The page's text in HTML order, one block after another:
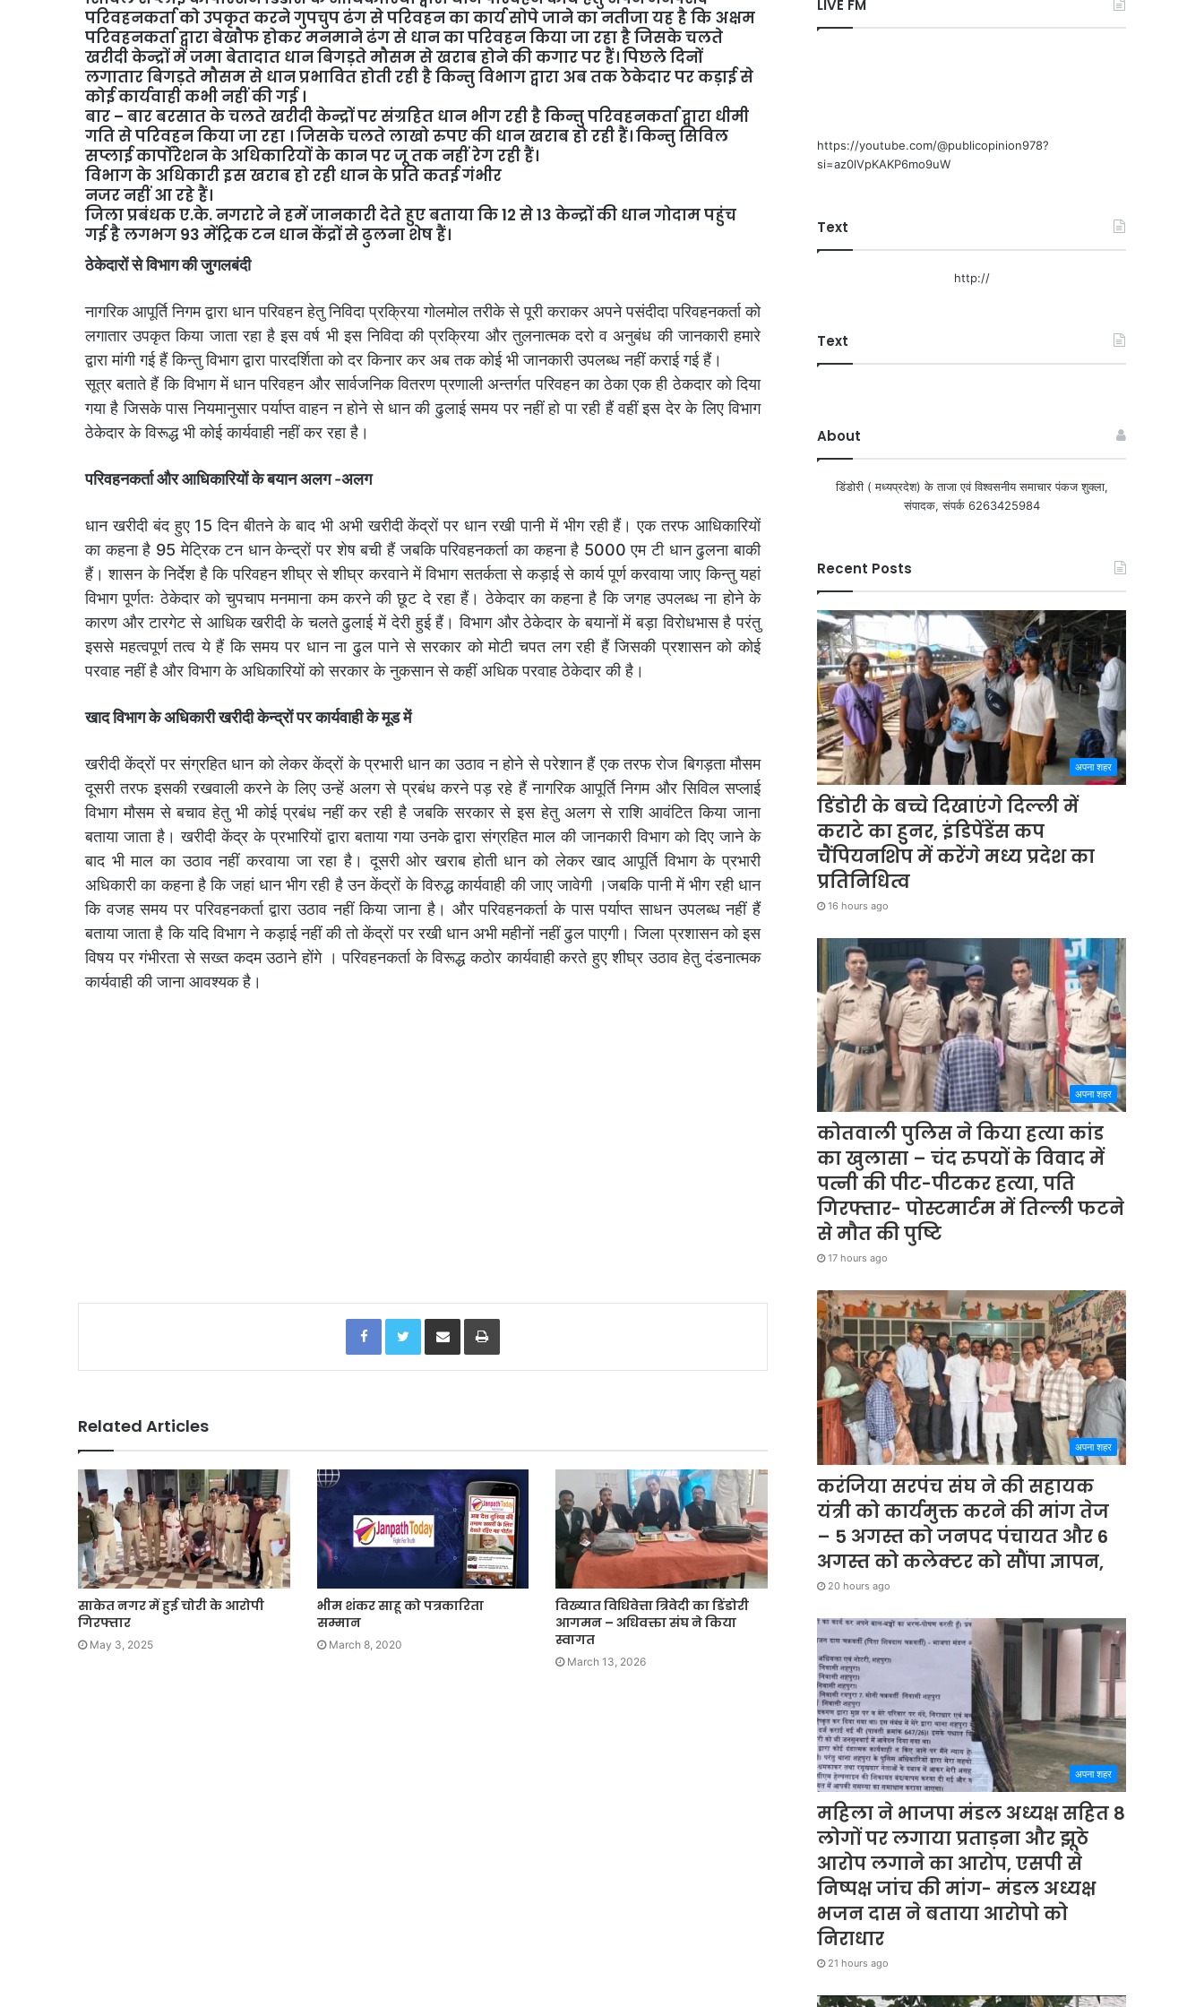
परिवहनकर्ता को उपकृत करने गुपचुप ढंग से परिवहन का कार्य सोपे जाने का नतीजा यह है कि अक्षम
परिवहनकर्ता द्वारा बेखौफ होकर मनमाने ढंग से धान का परिवहन किया जा रहा है जिसके चलते
खरीदी केन्द्रों में जमा बेतादात धान बिगड़ते मौसम से खराब होने की कगार पर हैं। पिछले दिनों
लगातार बिगड़ते मौसम से धान प्रभावित होती रही है किन्तु विभाग द्वारा अब तक ठेकेदार पर कड़ाई से
कोई कार्यवाही कभी नहीं की गई ।
बार – बार बरसात के चलते खरीदी केन्द्रों पर संग्रहित धान भीग रही है किन्तु परिवहनकर्ता द्वारा धीमी
गति से परिवहन किया जा रहा ।जिसके चलते लाखो रुपए की धान खराब हो रही हैं। किन्तु सिविल
सप्लाई कार्पोरेशन के अधिकारियों के कान पर जू तक नहीं रेग रही हैं।
विभाग के अधिकारी इस खराब हो रही धान के प्रति कतई गंभीर
नजर नहीं आ रहे हैं।
जिला प्रबंधक ए.के. नगरारे ने हमें जानकारी देते हुए बताया कि 12 से 13 केन्द्रों की धान गोदाम पहुंच
गई है लगभग 93 मेंट्रिक टन धान केंद्रों से ढुलना शेष हैं।
ठेकेदारों से विभाग की जुगलबंदी
नागरिक आपूर्ति निगम द्वारा धान परिवहन हेतु निविदा प्रक्रिया गोलमोल तरीके से पूरी कराकर अपने पसंदीदा परिवहनकर्ता को
लगातार उपकृत किया जाता रहा है इस वर्ष भी इस निविदा की प्रक्रिया और तुलनात्मक दरो व अनुबंध की जानकारी हमारे
द्वारा मांगी गई हैं किन्तु विभाग द्वारा पारदर्शिता को दर किनार कर अब तक कोई भी जानकारी उपलब्ध नहीं कराई गई हैं।
सूत्र बताते हैं कि विभाग में धान परिवहन और सार्वजनिक वितरण प्रणाली अन्तर्गत परिवहन का ठेका एक ही ठेकदार को दिया
गया है जिसके पास नियमानुसार पर्याप्त वाहन न होने से धान की ढुलाई समय पर नहीं हो पा रही हैं वहीं इस देर के लिए विभाग
ठेकेदार के विरूद्ध भी कोई कार्यवाही नहीं कर रहा है।
परिवहनकर्ता और आधिकारियों के बयान अलग -अलग
धान खरीदी बंद हुए 15 दिन बीतने के बाद भी अभी खरीदी केंद्रों पर धान रखी पानी में भीग रही हैं। एक तरफ आधिकारियों
का कहना है 95 मेट्रिक टन धान केन्द्रों पर शेष बची हैं जबकि परिवहनकर्ता का कहना है 5000 एम टी धान ढुलना बाकी
हैं। शासन के निर्देश है कि परिवहन शीघ्र से शीघ्र करवाने में विभाग सतर्कता से कड़ाई से कार्य पूर्ण करवाया जाए किन्तु यहां
विभाग पूर्णतः ठेकेदार को चुपचाप मनमाना कम करने की छूट दे रहा हैं। ठेकेदार का कहना है कि जगह उपलब्ध ना होने के
कारण और टारगेट से आधिक खरीदी के चलते ढुलाई में देरी हुई हैं। विभाग और ठेकेदार के बयानों में बड़ा विरोधभास है परंतु
इससे महत्वपूर्ण तत्व ये हैं कि समय पर धान ना ढुल पाने से सरकार को मोटी चपत लग रही हैं जिसकी प्रशासन को कोई
परवाह नहीं है और विभाग के अधिकारियों को सरकार के नुकसान से कहीं अधिक परवाह ठेकेदार की है।
खाद विभाग के अधिकारी खरीदी केन्द्रों पर कार्यवाही के मूड में
खरीदी केंद्रों पर संग्रहित धान को लेकर केंद्रों के प्रभारी धान का उठाव न होने से परेशान हैं एक तरफ रोज बिगड़ता मौसम
दूसरी तरफ इसकी रखवाली करने के लिए उन्हें अलग से प्रबंध करने पड़ रहे हैं नागरिक आपूर्ति निगम और सिविल सप्लाई
विभाग मौसम से बचाव हेतु भी कोई प्रबंध नहीं कर रही है जबकि सरकार से इस हेतु अलग से राशि आवंटित किया जाना
बताया जाता है। खरीदी केंद्र के प्रभारियों द्वारा बताया गया उनके द्वारा संग्रहित माल की जानकारी विभाग को दिए जाने के
बाद भी माल का उठाव नहीं करवाया जा रहा है। दूसरी ओर खराब होती धान को लेकर खाद आपूर्ति विभाग के प्रभारी
अधिकारी का कहना है कि जहां धान भीग रही है उन केंद्रों के विरुद्ध कार्यवाही की जाए जावेगी ।जबकि पानी में भीग रही धान
कि वजह समय पर परिवहनकर्ता द्वारा उठाव नहीं किया जाना है। और परिवहनकर्ता के पास पर्याप्त साधन उपलब्ध नहीं हैं
बताया जाता है कि यदि विभाग ने कड़ाई नहीं की तो केंद्रों पर रखी धान अभी महीनों नहीं ढुल पाएगी। जिला प्रशासन को इस
विषय पर गंभीरता से सख्त कदम उठाने होंगे । परिवहनकर्ता के विरूद्ध कठोर कार्यवाही करते हुए शीघ्र उठाव हेतु दंडनात्मक
कार्यवाही की जाना आवश्यक है।
Facebook Twitter
Related Articles
साकेत नगर में हुई चोरी के आरोपी
गिरफ्तार
May 3, 2025
भीम शंकर साहू को पत्रकारिता
सम्मान
March 8, 2020
विख्यात विधिवेत्ता त्रिवेदी का डिंडोरी
आगमन – अधिवक्ता संघ ने किया
स्वागत
March 13, 2026
LIVE FM
https://youtube.com/@publicopinion978?
si=az0lVpKAKP6mo9uW
Text
http://
Text
About
डिंडोरी ( मध्यप्रदेश) के ताजा एवं विश्वसनीय समाचार पंकज शुक्ला,
संपादक, संपर्क 6263425984
Recent Posts
अपना शहर
डिंडोरी के बच्चे दिखाएंगे दिल्ली में
कराटे का हुनर, इंडिपेंडेंस कप
चैंपियनशिप में करेंगे मध्य प्रदेश का
प्रतिनिधित्व
16 hours ago
अपना शहर
कोतवाली पुलिस ने किया हत्या कांड
का खुलासा – चंद रुपयों के विवाद में
पत्नी की पीट-पीटकर हत्या, पति
गिरफ्तार- पोस्टमार्टम में तिल्ली फटने
से मौत की पुष्टि
17 hours ago
अपना शहर
करंजिया सरपंच संघ ने की सहायक
यंत्री को कार्यमुक्त करने की मांग तेज
– 5 अगस्त को जनपद पंचायत और 6
अगस्त को कलेक्टर को सौंपा ज्ञापन,
20 hours ago
अपना शहर
महिला ने भाजपा मंडल अध्यक्ष सहित 8
लोगों पर लगाया प्रताड़ना और झूठे
आरोप लगाने का आरोप, एसपी से
निष्पक्ष जांच की मांग- मंडल अध्यक्ष
भजन दास ने बताया आरोपो को
निराधार
21 hours ago